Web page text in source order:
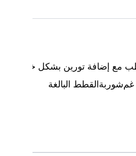
مع إضافة تورين بشكل خاص
شوربةالقطط البالغة